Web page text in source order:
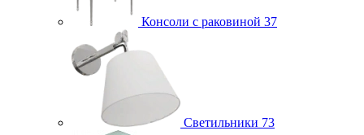
Консоли с раковиной 37
Светильники 73